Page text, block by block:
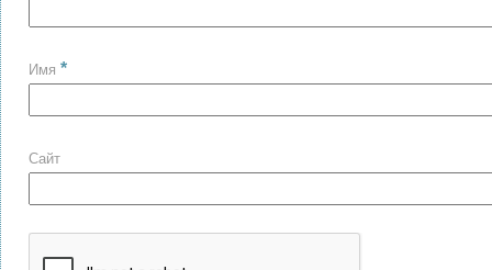
Имя *
Сайт